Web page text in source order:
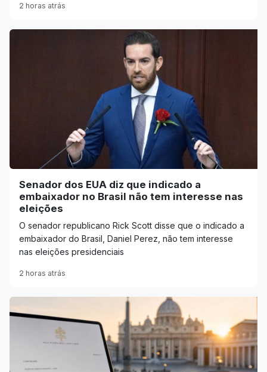
2 horas atrás
Senador dos EUA diz que indicado a
embaixador no Brasil não tem interesse nas
eleições
O senador republicano Rick Scott disse que o indicado a
embaixador do Brasil, Daniel Perez, não tem interesse
nas eleições presidenciais
2 horas atrás